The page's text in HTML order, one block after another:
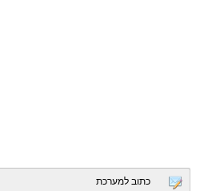
כתוב למערכת